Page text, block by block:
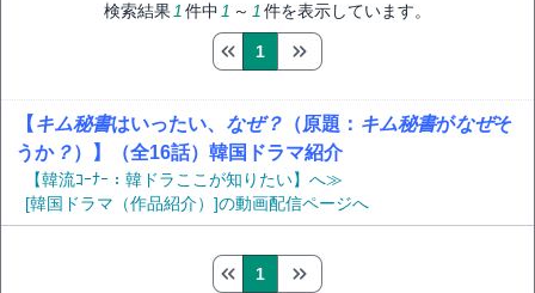
検索結果 1 件中 1 ～ 1 件を表示しています。
1
【 キム秘書はいったい、 なぜ？ （原題： キム秘書がなぜそ
うか？）】（全16話）韓国ドラマ紹介
【韓流ｺｰﾅｰ：韓ドラここが知りたい】へ≫
[韓国ドラマ（作品紹介）]の動画配信ページへ
1